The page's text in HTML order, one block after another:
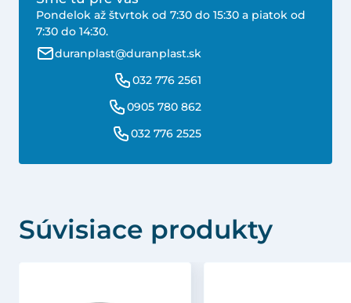
Pondelok až štvrtok od 7:30 do 15:30 a piatok od
7:30 do 14:30.
duranplast@duranplast.sk
032 776 2561
0905 780 862
032 776 2525
Súvisiace produkty